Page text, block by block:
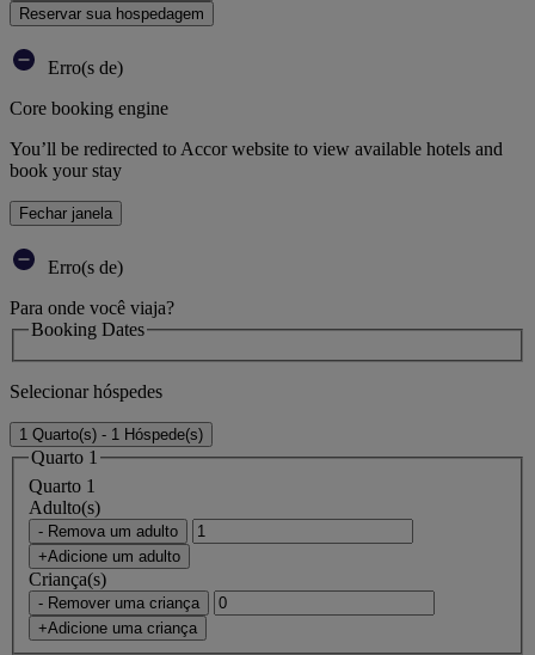
Reservar sua hospedagem
Erro(s de)
Core booking engine
You’ll be redirected to Accor website to view available hotels and
book your stay
Fechar janela
Erro(s de)
Para onde você viaja?
Booking Dates
Selecionar hóspedes
1 Quarto(s) - 1 Hóspede(s)
Quarto 1
Quarto 1
Adulto(s)
- Remova um adulto
+Adicione um adulto
Criança(s)
- Remover uma criança
+Adicione uma criança